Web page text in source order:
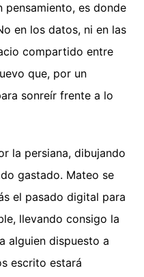
es donde
en los datos, ni en las
compartido entre
que, por un
sonreír frente a lo
la persiana, dibujando
gastado. Mateo se
el pasado digital para
llevando consigo la
alguien dispuesto a
escrito estará